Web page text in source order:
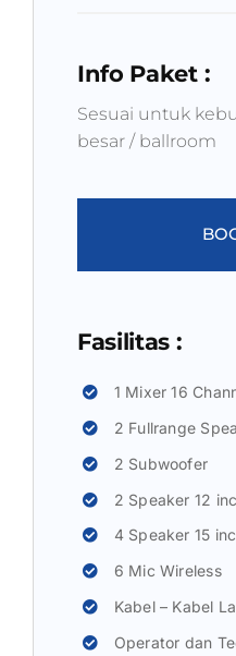
Info Paket :
Sesuai untuk
besar / ballroom
Fasilitas :
1 Mixer 16
2 Fullrange
2 Subwoofer
2 Speaker 12
4 Speaker 15
6 Mic Wireless
Kabel – Kabel
Operator dan